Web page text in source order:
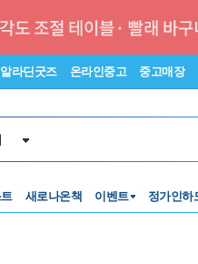
알라딘굿즈 온라인중고 중고매장
새로나온책 이벤트 정가인하